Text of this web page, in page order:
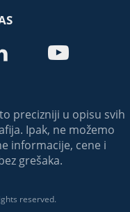

precizniji u opisu svih
Ipak, ne možemo
informacije, cene i
grešaka.
reserved.